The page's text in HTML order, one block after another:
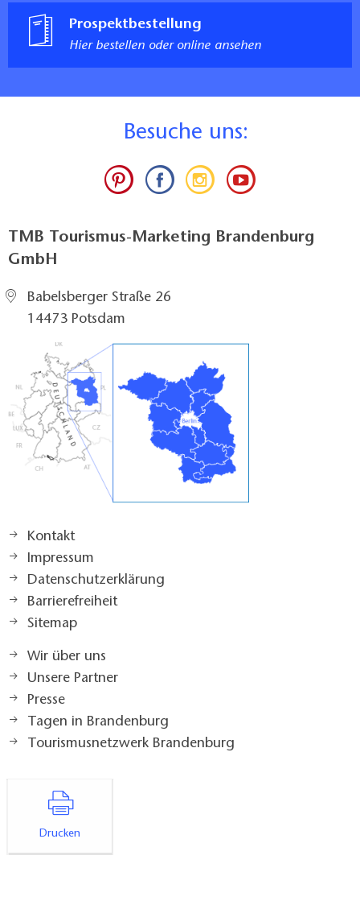
Prospektbestellung
Hier bestellen oder online ansehen
Besuche uns:
TMB Tourismus-Marketing Brandenburg
GmbH
Babelsberger Straße 26
14473 Potsdam
Kontakt
Impressum
Datenschutzerklärung
Barrierefreiheit
Sitemap
Wir über uns
Unsere Partner
Presse
Tagen in Brandenburg
Tourismusnetzwerk Brandenburg
Drucken